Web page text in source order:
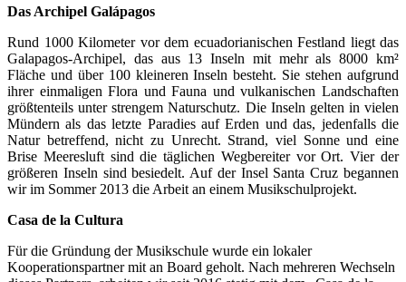
Das Archipel Galápagos
Rund 1000 Kilometer vor dem ecuadorianischen Festland liegt das
Galapagos-Archipel, das aus 13 Inseln mit mehr als 8000 km²
Fläche und über 100 kleineren Inseln besteht. Sie stehen aufgrund
ihrer einmaligen Flora und Fauna und vulkanischen Landschaften
größtenteils unter strengem Naturschutz. Die Inseln gelten in vielen
Mündern als das letzte Paradies auf Erden und das, jedenfalls die
Natur betreffend, nicht zu Unrecht. Strand, viel Sonne und eine
Brise Meeresluft sind die täglichen Wegbereiter vor Ort. Vier der
größeren Inseln sind besiedelt. Auf der Insel Santa Cruz begannen
wir im Sommer 2013 die Arbeit an einem Musikschulprojekt.
Casa de la Cultura
Für die Gründung der Musikschule wurde ein lokaler
Kooperationspartner mit an Board geholt. Nach mehreren Wechseln